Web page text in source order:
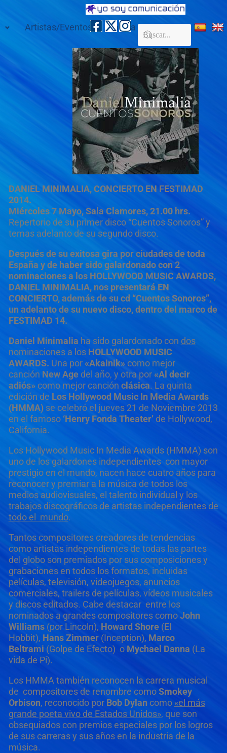
Artistas/Eventos Galería Contacto
DANIEL MINIMALIA, CONCIERTO EN FESTIMAD
2014.
Miércoles 7 Mayo, Sala Clamores, 21.00 hrs.
Repertorio de su primer disco “Cuentos Sonoros” y
temas adelanto de su segundo disco.
Después de su exitosa gira por ciudades de toda
España y de haber sido galardonado con 2
nominaciones a los HOLLYWOOD MUSIC AWARDS,
DANIEL MINIMALIA, nos presentará EN
CONCIERTO, además de su cd “Cuentos Sonoros”,
un adelanto de su nuevo disco, dentro del marco de
FESTIMAD 14.
Daniel Minimalia ha sido galardonado con dos
nominacionesa los HOLLYWOOD MUSIC
AWARDS. Una por«Akainik» como mejor
canción New Age del año, y otra por«Al decir
adiós» como mejor canción clásica. La quinta
edición de Los Hollywood Music In Media Awards
(HMMA)se celebró el jueves 21 de Noviembre 2013
en el famoso‘Henry Fonda Theater’de Hollywood,
California.
Los Hollywood Music In Media Awards (HMMA) son
uno de los galardones independientes con mayor
prestigio en el mundo, nacen hace cuatro años para
reconocer y premiar a la música de todos los
medios audiovisuales, el talento individual y los
trabajos discográficos de artistas independientes de
todo el mundo.
Tantos compositores creadores de tendencias
como artistas independientes de todas las partes
del globo son premiados por sus composiciones y
grabaciones en todos los formatos, incluidas
películas, televisión, videojuegos, anuncios
comerciales, trailers de películas, vídeos musicales
y discos editados. Cabe destacar entre los
nominados a grandes compositores comoJohn
Williams(por Lincoln), Howard Shore(El
Hobbit), Hans Zimmer(Inception), Marco
Beltrami (Golpe de Efecto) o Mychael Danna (La
vida de Pi).
Los HMMA también reconocen la carrera musical
de compositores de renombre comoSmokey
Orbison, reconocido por Bob Dylan como «el más
grande poeta vivo de Estados Unidos», que son
obsequiados con premios especiales por los logros
de sus carreras y sus años en la industria de la
música.